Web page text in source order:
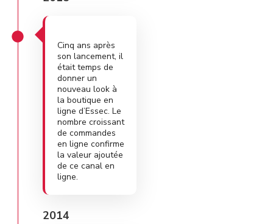
Cinq ans après
son lancement, il
était temps de
donner un
nouveau look à
la boutique en
ligne d’Essec. Le
nombre croissant
de commandes
en ligne confirme
la valeur ajoutée
de ce canal en
ligne.
2014